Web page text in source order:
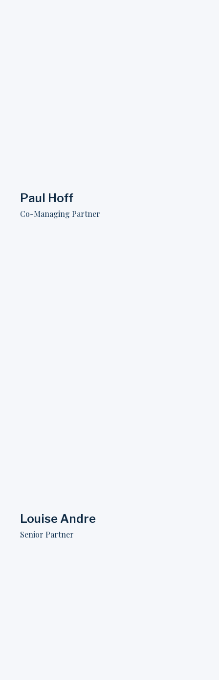
Paul Hoff​
Co-Managing Partner​
Louise Andre​
Senior Partner​